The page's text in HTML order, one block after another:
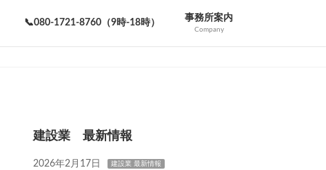
📞080-1721-8760（9時-18時） 事務所案内
Company
建設業 最新情報
2026年2月17日 建設業 最新情報